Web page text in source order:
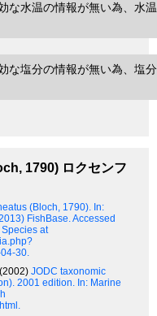
な水温の情報が無い為、水
な塩分の情報が無い為、塩
1790) ロクセンフ
(Bloch, 1790). In:
FishBase. Accessed
at
30.
JODC taxonomic
2001 edition. In: Marine